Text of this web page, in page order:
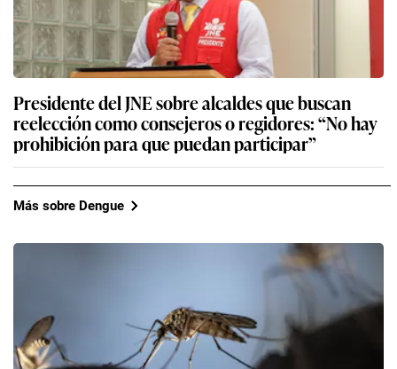
Presidente del JNE sobre alcaldes que buscan
reelección como consejeros o regidores: “No hay
prohibición para que puedan participar”
Más sobre Dengue